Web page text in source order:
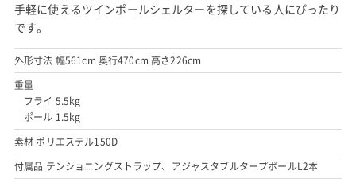
手軽に使えるツインポールシェルターを探している人にぴったり
です。
外形寸法 幅561cm 奥行470cm 高さ226cm
重量
フライ 5.5kg
ポール 1.5kg
素材 ポリエステル150D
付属品 テンショニングストラップ、アジャスタブルタープポールL2本